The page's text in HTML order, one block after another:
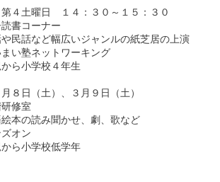
４土曜日　１４：３０～１５：３０
ナー
いジャンルの紙芝居の上演
トワーキング
校４年生
８日（土）、３月９日（土）
室
かせ、劇、歌など
ン
校低学年